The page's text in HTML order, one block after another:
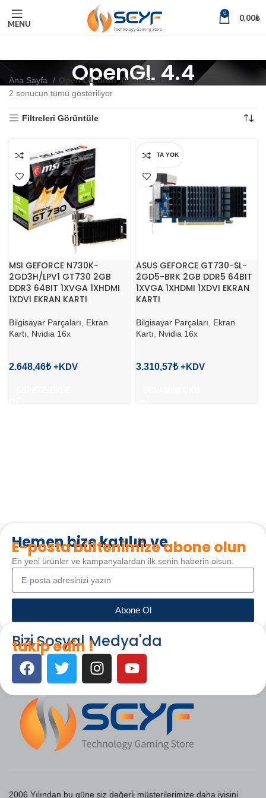
MENU
0 0,00₺
OpenGL 4.4
Ana Sayfa Open GL ürün OpenGL 4.4
2 sonucun tümü gösteriliyor
Filtreleri Görüntüle
MSI GEFORCE N730K-
2GD3H/LPV1 GT730 2GB
DDR3 64BIT 1XVGA 1XHDMI
1XDVI EKRAN KARTI
Bilgisayar Parçaları
Ekran
Kartı
Nvidia 16x
2.648,46₺
STOKTA YOK
ASUS GEFORCE GT730-SL-
2GD5-BRK 2GB DDR5 64BIT
1XVGA 1XHDMI 1XDVI EKRAN
KARTI
Bilgisayar Parçaları
Ekran
Kartı
Nvidia 16x
3.310,57₺
Hemen bize katılın ve
E-posta bültenimize abone olun
En yeni ürünler ve kampanyalardan ilk senin haberin olsun.
Abone Ol
Bizi Sosyal Medya'da
takip edin !
2006 Yılından bu güne siz değerli müşterilerimize daha iyisini